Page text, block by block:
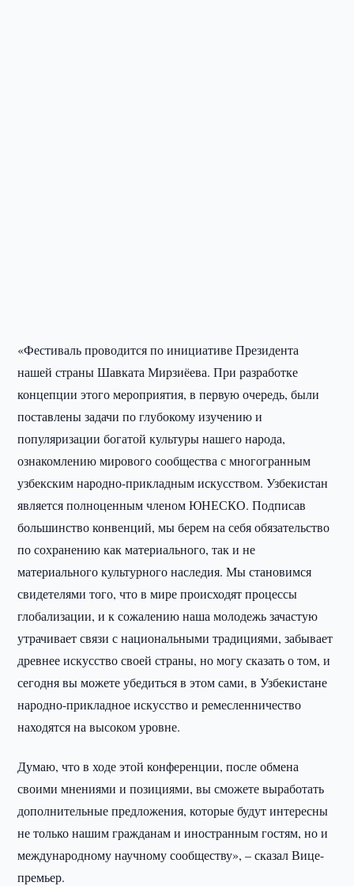
«Фестиваль проводится по инициативе Президента
нашей страны Шавката Мирзиёева. При разработке
концепции этого мероприятия, в первую очередь, были
поставлены задачи по глубокому изучению и
популяризации богатой культуры нашего народа,
ознакомлению мирового сообщества с многогранным
узбекским народно-прикладным искусством. Узбекистан
является полноценным членом ЮНЕСКО. Подписав
большинство конвенций, мы берем на себя обязательство
по сохранению как материального, так и не
материального культурного наследия. Мы становимся
свидетелями того, что в мире происходят процессы
глобализации, и к сожалению наша молодежь зачастую
утрачивает связи с национальными традициями, забывает
древнее искусство своей страны, но могу сказать о том, и
сегодня вы можете убедиться в этом сами, в Узбекистане
народно-прикладное искусство и ремесленничество
находятся на высоком уровне.
Думаю, что в ходе этой конференции, после обмена
своими мнениями и позициями, вы сможете выработать
дополнительные предложения, которые будут интересны
не только нашим гражданам и иностранным гостям, но и
международному научному сообществу», – сказал Вице-
премьер.